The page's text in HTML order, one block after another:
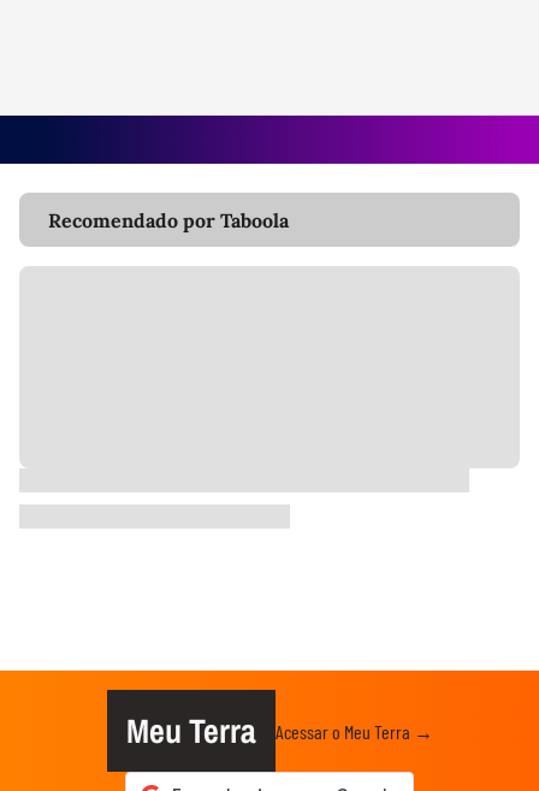
Recomendado por Taboola
Meu Terra Acessar o Meu Terra →